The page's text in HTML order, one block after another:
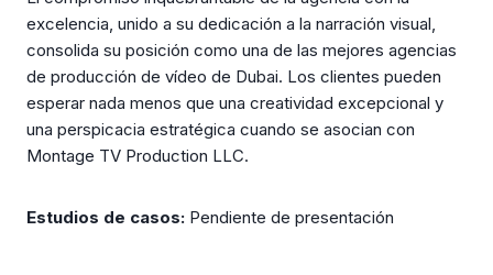
excelencia, unido a su dedicación a la narración visual,
consolida su posición como una de las mejores agencias
de producción de vídeo de Dubai. Los clientes pueden
esperar nada menos que una creatividad excepcional y
una perspicacia estratégica cuando se asocian con
Montage TV Production LLC.
Estudios de casos: Pendiente de presentación